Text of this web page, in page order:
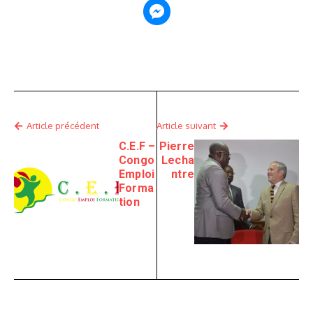
Article précédent
C.E.F –
Congo
Emploi
Forma
tion
Article suivant
Pierre
Lecha
ntre